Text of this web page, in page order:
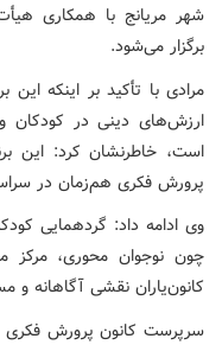
شهر مریانج با همکاری
برگزار می‌شود.
مرادی با تأکید بر اینکه
ارزش‌های دینی در کودکان و
است، خاطرنشان کرد: این
پرورش فکری هم‌زمان در
وی ادامه داد: گردهمایی
چون نوجوان محوری،
کانون‌یاران نقشی آگاهانه و
سرپرست کانون پرورش فکری